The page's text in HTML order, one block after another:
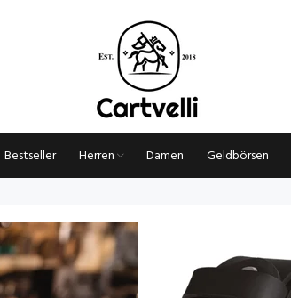
Bestseller Herren Damen Geldbörsen